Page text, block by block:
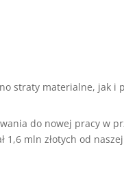
straty materialne, jak i
do nowej pracy w
1,6 mln złotych od